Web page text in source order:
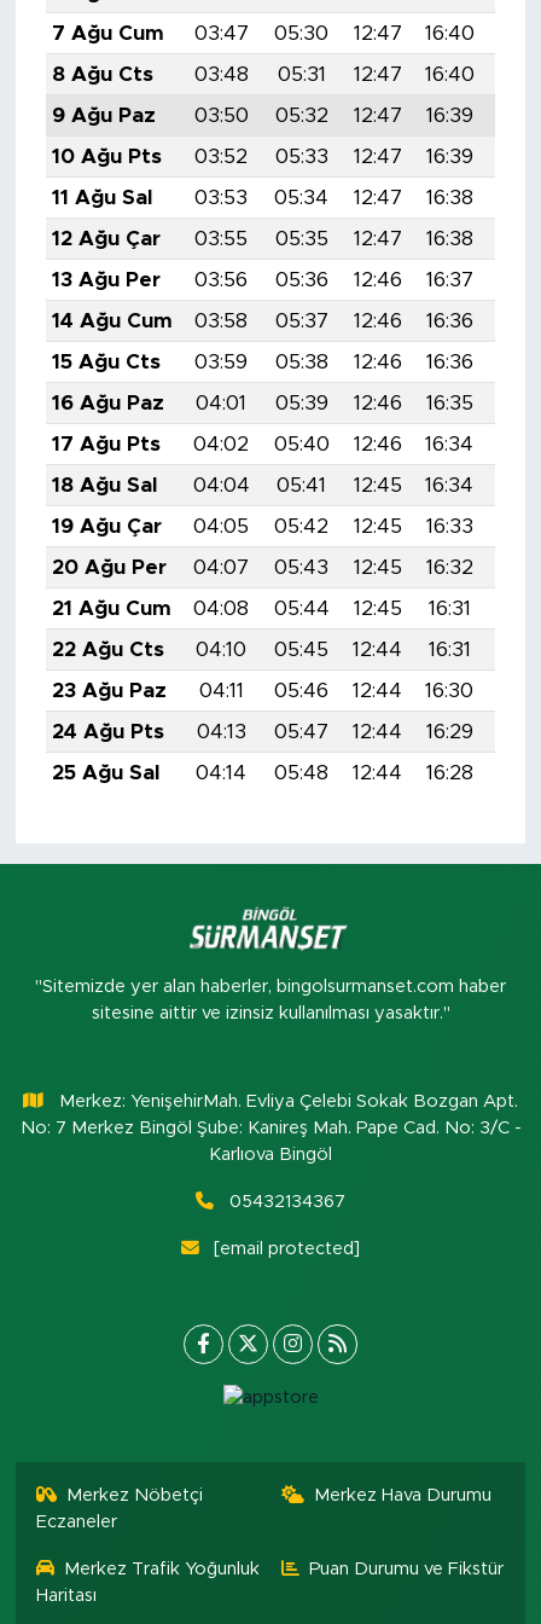
7 Ağu Cum
03:47 05:30 12:47 16:40
8 Ağu Cts
03:48 05:31 12:47 16:40
9 Ağu Paz
03:50 05:32 12:47 16:39
10 Ağu Pts
03:52 05:33 12:47 16:39
11 Ağu Sal
03:53 05:34 12:47 16:38
12 Ağu Çar
03:55 05:35 12:47 16:38
13 Ağu Per
03:56 05:36 12:46 16:37
14 Ağu Cum
03:58 05:37 12:46 16:36
15 Ağu Cts
03:59 05:38 12:46 16:36
16 Ağu Paz
04:01 05:39 12:46 16:35
17 Ağu Pts
04:02 05:40 12:46 16:34
18 Ağu Sal
04:04 05:41 12:45 16:34
19 Ağu Çar
04:05 05:42 12:45 16:33
20 Ağu Per
04:07 05:43 12:45 16:32
21 Ağu Cum
04:08 05:44 12:45 16:31
22 Ağu Cts
04:10 05:45 12:44 16:31
23 Ağu Paz
04:11 05:46 12:44 16:30
24 Ağu Pts
04:13 05:47 12:44 16:29
25 Ağu Sal
04:14 05:48 12:44 16:28
"Sitemizde yer alan haberler, bingolsurmanset.com haber
sitesine aittir ve izinsiz kullanılması yasaktır."
Merkez: YenişehirMah. Evliya Çelebi Sokak Bozgan Apt.
No: 7 Merkez Bingöl Şube: Kanireş Mah. Pape Cad. No: 3/C -
Karlıova Bingöl
05432134367
[email protected]
Merkez Nöbetçi
Eczaneler
Merkez Hava Durumu
Merkez Trafik Yoğunluk
Haritası
Puan Durumu ve Fikstür